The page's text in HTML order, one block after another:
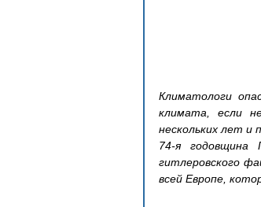
Климатологи
климата, если
нескольких лет
74-я годовщина
гитлеровского
всей Европе,